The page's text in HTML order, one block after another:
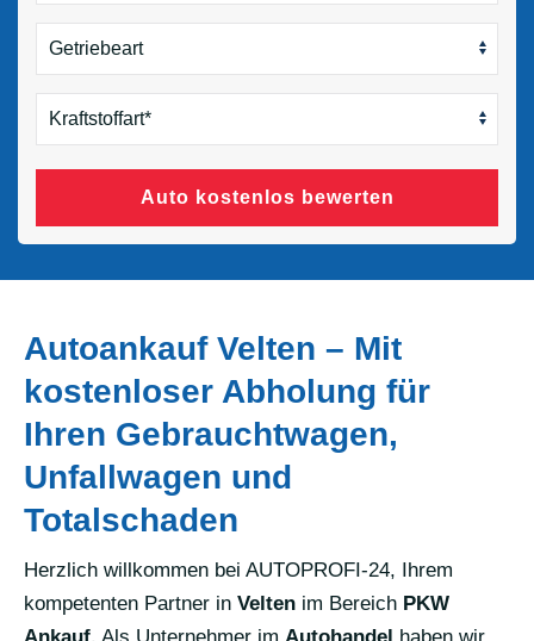
Auto kostenlos bewerten
Autoankauf Velten – Mit
kostenloser Abholung für
Ihren Gebrauchtwagen,
Unfallwagen und
Totalschaden
Herzlich willkommen bei AUTOPROFI-24, Ihrem
kompetenten Partner in Velten im Bereich PKW